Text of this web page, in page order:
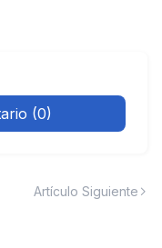
(0)
Artículo Siguiente